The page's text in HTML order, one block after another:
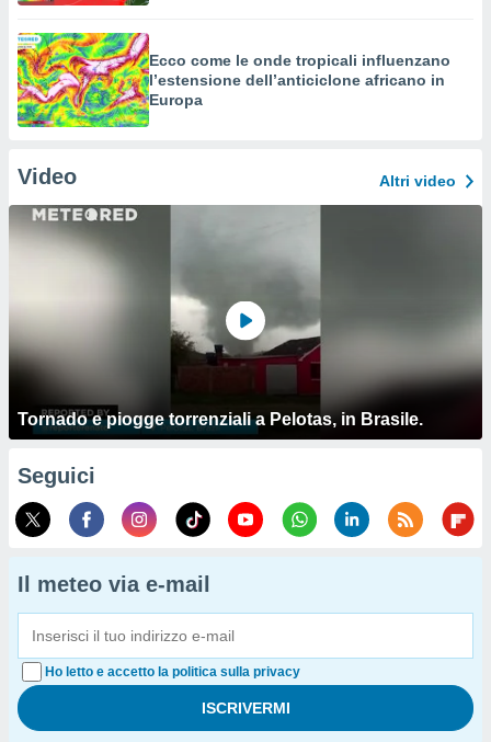
Ecco come le onde tropicali influenzano
l’estensione dell’anticiclone africano in
Europa
Video Altri video
Tornado e piogge torrenziali a Pelotas, in Brasile.
Seguici
Il meteo via e-mail
Ho letto e accetto la politica sulla privacy